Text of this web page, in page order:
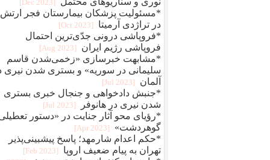
[2023 Dec]
*مسئولیت پزشکان بیمارستان فجر ارتش
در تراژدی آرمیتا
[2023 Oct]
*فروپاشی درونی جدّی‌ترین احتمال
فروپاشی رژیم ایران
[2023 Aug]
*مشابهت خبرسازی «زخمی‌شدن قاسم
سلیمانی در سوریه» و بستری شدن نیری
آلمان
[2023 Jul]
*جنبش دادخواهی و جنجال خبری بستری
شدن نیری در هانوفر
[2023 Jul]
*رؤیای محو آثار جنایت در «دستور
گوهردشت»
[2023 Apr]
*حکم اعدام شارمهد؛ پاسخ پیشبینی‌پذیر
تهران به پیام ضعیف اروپا
[2023 Feb]